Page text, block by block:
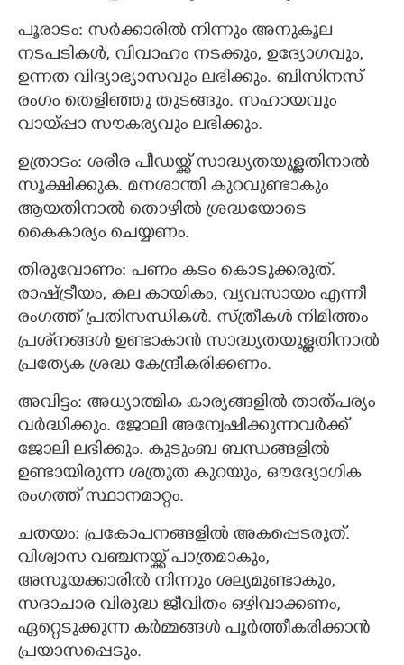
പൂരാടം: സര്‍ക്കാരില്‍ നിന്നും അനുകൂല
നടപടികൾ, വിവാഹം നടക്കും, ഉദ്യോഗവും,
ഉന്നത വിദ്യാഭ്യാസവും ലഭിക്കും. ബിസിനസ്
രംഗം തെളിഞ്ഞു തുടങ്ങും. സഹായവും
വായ്പ്പാ സൗകര്യവും ലഭിക്കും.
ഉത്രാടം: ശരീര പീഡയ്ക്ക് സാദ്ധ്യതയുള്ളതിനാല്‍
സൂക്ഷിക്കുക. മനശാന്തി കുറവുണ്ടാകും
ആയതിനാല്‍ തൊഴില്‍ ശ്രദ്ധയോടെ
കൈകാര്യം ചെയ്യണം.
തിരുവോണം: പണം കടം കൊടുക്കരുത്.
രാഷ്ട്രീയം, കല കായികം, വ്യവസായം എന്നീ
രംഗത്ത് പ്രതിസന്ധികള്‍. സ്ത്രീകള്‍ നിമിത്തം
പ്രശ്‌നങ്ങള്‍ ഉണ്ടാകാന്‍ സാദ്ധ്യതയുള്ളതിനാല്‍
പ്രത്യേക ശ്രദ്ധ കേന്ദ്രീകരിക്കണം.
അവിട്ടം: അധ്യാത്മിക കാര്യങ്ങളില്‍ താത്പര്യം
വര്‍ദ്ധിക്കും. ജോലി അന്വേഷിക്കുന്നവര്‍ക്ക്‌
ജോലി ലഭിക്കും. കുടുംബ ബന്ധങ്ങളില്‍
ഉണ്ടായിരുന്ന ശത്രുത കുറയും, ഔദ്യോഗിക
രംഗത്ത് സ്ഥാനമാറ്റം.
ചതയം: പ്രകോപനങ്ങളില്‍ അകപ്പെടരുത്.
വിശ്വാസ വഞ്ചനയ്ക്ക് പാത്രമാകും,
അസൂയക്കാരില്‍ നിന്നും ശല്യമുണ്ടാകും,
സദാചാര വിരുദ്ധ ജീവിതം ഒഴിവാക്കണം,
ഏറ്റെടുക്കുന്ന കര്‍മ്മങ്ങള്‍ പൂര്‍ത്തീകരിക്കാന്‍
പ്രയാസപ്പെടും.
×
Share this link